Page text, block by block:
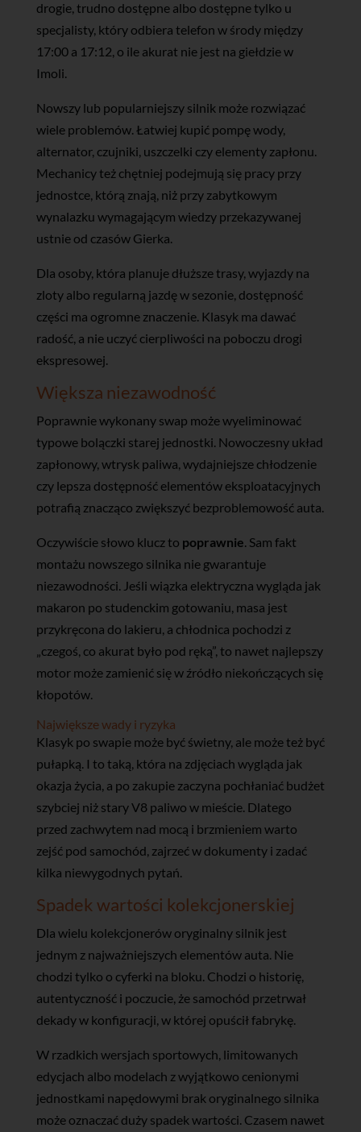
drogie, trudno dostępne albo dostępne tylko u
specjalisty, który odbiera telefon w środy między
17:00 a 17:12, o ile akurat nie jest na giełdzie w
Imoli.
Nowszy lub popularniejszy silnik może rozwiązać
wiele problemów. Łatwiej kupić pompę wody,
alternator, czujniki, uszczelki czy elementy zapłonu.
Mechanicy też chętniej podejmują się pracy przy
jednostce, którą znają, niż przy zabytkowym
wynalazku wymagającym wiedzy przekazywanej
ustnie od czasów Gierka.
Dla osoby, która planuje dłuższe trasy, wyjazdy na
zloty albo regularną jazdę w sezonie, dostępność
części ma ogromne znaczenie. Klasyk ma dawać
radość, a nie uczyć cierpliwości na poboczu drogi
ekspresowej.
Większa niezawodność
Poprawnie wykonany swap może wyeliminować
typowe bolączki starej jednostki. Nowoczesny układ
zapłonowy, wtrysk paliwa, wydajniejsze chłodzenie
czy lepsza dostępność elementów eksploatacyjnych
potrafią znacząco zwiększyć bezproblemowość auta.
Oczywiście słowo klucz to poprawnie. Sam fakt
montażu nowszego silnika nie gwarantuje
niezawodności. Jeśli wiązka elektryczna wygląda jak
makaron po studenckim gotowaniu, masa jest
przykręcona do lakieru, a chłodnica pochodzi z
„czegoś, co akurat było pod ręką”, to nawet najlepszy
motor może zamienić się w źródło niekończących się
kłopotów.
Największe wady i ryzyka
Klasyk po swapie może być świetny, ale może też być
pułapką. I to taką, która na zdjęciach wygląda jak
okazja życia, a po zakupie zaczyna pochłaniać budżet
szybciej niż stary V8 paliwo w mieście. Dlatego
przed zachwytem nad mocą i brzmieniem warto
zejść pod samochód, zajrzeć w dokumenty i zadać
kilka niewygodnych pytań.
Spadek wartości kolekcjonerskiej
Dla wielu kolekcjonerów oryginalny silnik jest
jednym z najważniejszych elementów auta. Nie
chodzi tylko o cyferki na bloku. Chodzi o historię,
autentyczność i poczucie, że samochód przetrwał
dekady w konfiguracji, w której opuścił fabrykę.
W rzadkich wersjach sportowych, limitowanych
edycjach albo modelach z wyjątkowo cenionymi
jednostkami napędowymi brak oryginalnego silnika
może oznaczać duży spadek wartości. Czasem nawet